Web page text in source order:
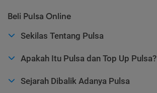
Beli Pulsa Online
Sekilas Tentang Pulsa
Apakah Itu Pulsa dan Top Up Pulsa?
Sejarah Dibalik Adanya Pulsa